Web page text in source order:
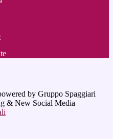
by Gruppo Spaggiari
& New Social Media